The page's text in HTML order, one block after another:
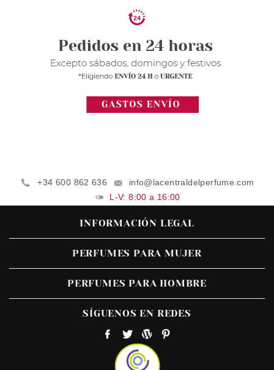
+34 600 862 636
info@lacentraldelperfume.com
L-V: 8:00 a 16:00
INFORMACIÓN LEGAL
PERFUMES PARA MUJER
PERFUMES PARA HOMBRE
SÍGUENOS EN REDES